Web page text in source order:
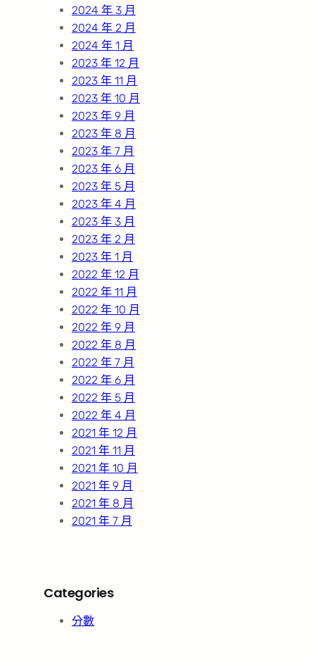
2024 年 3 月
2024 年 2 月
2024 年 1 月
2023 年 12 月
2023 年 11 月
2023 年 10 月
2023 年 9 月
2023 年 8 月
2023 年 7 月
2023 年 6 月
2023 年 5 月
2023 年 4 月
2023 年 3 月
2023 年 2 月
2023 年 1 月
2022 年 12 月
2022 年 11 月
2022 年 10 月
2022 年 9 月
2022 年 8 月
2022 年 7 月
2022 年 6 月
2022 年 5 月
2022 年 4 月
2021 年 12 月
2021 年 11 月
2021 年 10 月
2021 年 9 月
2021 年 8 月
2021 年 7 月
Categories
分數